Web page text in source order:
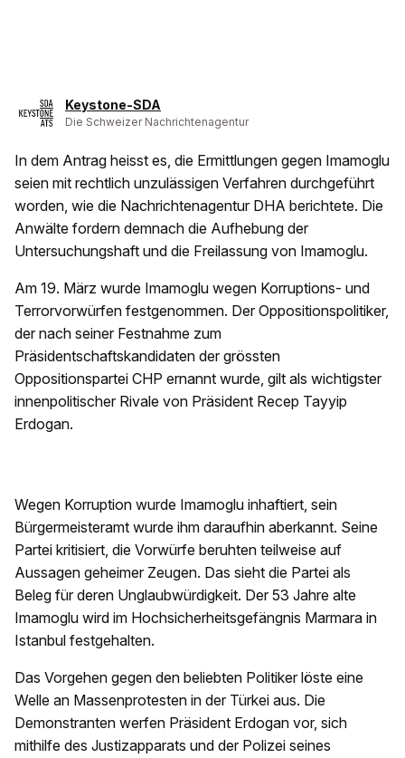
Keystone-SDA
Die Schweizer Nachrichtenagentur
In dem Antrag heisst es, die Ermittlungen gegen Imamoglu
seien mit rechtlich unzulässigen Verfahren durchgeführt
worden, wie die Nachrichtenagentur DHA berichtete. Die
Anwälte fordern demnach die Aufhebung der
Untersuchungshaft und die Freilassung von Imamoglu.
Am 19. März wurde Imamoglu wegen Korruptions- und
Terrorvorwürfen festgenommen. Der Oppositionspolitiker,
der nach seiner Festnahme zum
Präsidentschaftskandidaten der grössten
Oppositionspartei CHP ernannt wurde, gilt als wichtigster
innenpolitischer Rivale von Präsident Recep Tayyip
Erdogan.
Wegen Korruption wurde Imamoglu inhaftiert, sein
Bürgermeisteramt wurde ihm daraufhin aberkannt. Seine
Partei kritisiert, die Vorwürfe beruhten teilweise auf
Aussagen geheimer Zeugen. Das sieht die Partei als
Beleg für deren Unglaubwürdigkeit. Der 53 Jahre alte
Imamoglu wird im Hochsicherheitsgefängnis Marmara in
Istanbul festgehalten.
Das Vorgehen gegen den beliebten Politiker löste eine
Welle an Massenprotesten in der Türkei aus. Die
Demonstranten werfen Präsident Erdogan vor, sich
mithilfe des Justizapparats und der Polizei seines